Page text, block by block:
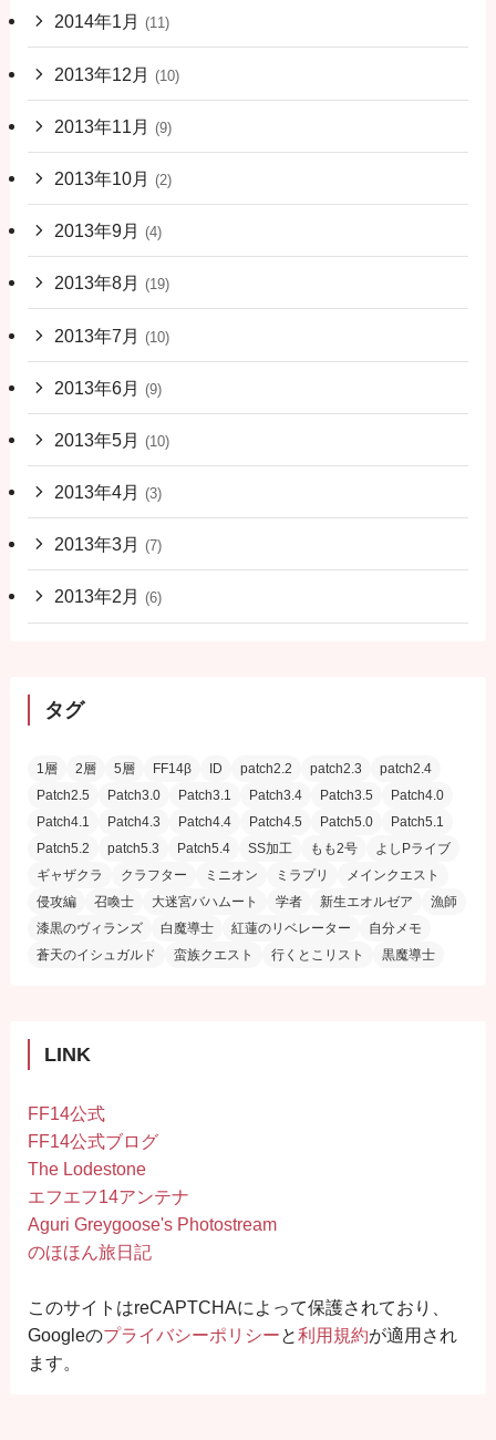
2014年1月 (11)
2013年12月 (10)
2013年11月 (9)
2013年10月 (2)
2013年9月 (4)
2013年8月 (19)
2013年7月 (10)
2013年6月 (9)
2013年5月 (10)
2013年4月 (3)
2013年3月 (7)
2013年2月 (6)
タグ
1層 2層 5層 FF14β ID patch2.2 patch2.3
patch2.4
Patch2.5
Patch3.0 Patch3.1 Patch3.4 Patch3.5
Patch4.0
Patch4.1
Patch4.3 Patch4.4 Patch4.5 Patch5.0
Patch5.1
Patch5.2
patch5.3 Patch5.4 SS加工 もも2号
よしPライブ
ギャザクラ
クラフター ミニオン ミラプリ
メインクエスト
侵攻編
召喚士 大迷宮バハムート 学者 新生エオルゼア
漁師
漆黒のヴィランズ
白魔導士 紅蓮のリベレーター
自分メモ
蒼天のイシュガルド
蛮族クエスト 行くとこリスト 黒魔導士
LINK
FF14公式
FF14公式ブログ
The Lodestone
エフエフ14アンテナ
Aguri Greygoose's Photostream
のほほん旅日記
このサイトはreCAPTCHAによって保護されており、
Googleのプライバシーポリシーと利用規約が適用され
ます。